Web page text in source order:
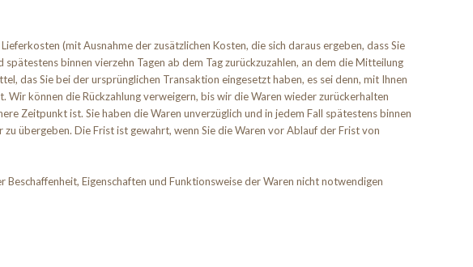
(mit Ausnahme der zusätzlichen Kosten, die sich daraus ergeben, dass Sie
binnen vierzehn Tagen ab dem Tag zurückzuzahlen, an dem die Mitteilung
das Sie bei der ursprünglichen Transaktion eingesetzt haben, es sei denn, mit Ihnen
können die Rückzahlung verweigern, bis wir die Waren wieder zurückerhalten
Zeitpunkt ist. Sie haben die Waren unverzüglich und in jedem Fall spätestens binnen
übergeben. Die Frist ist gewahrt, wenn Sie die Waren vor Ablauf der Frist von
Eigenschaften und Funktionsweise der Waren nicht notwendigen